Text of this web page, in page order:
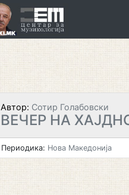
Автор: Сотир Голабовски
ВЕЧЕР НА
Периодика: Нова Македонија